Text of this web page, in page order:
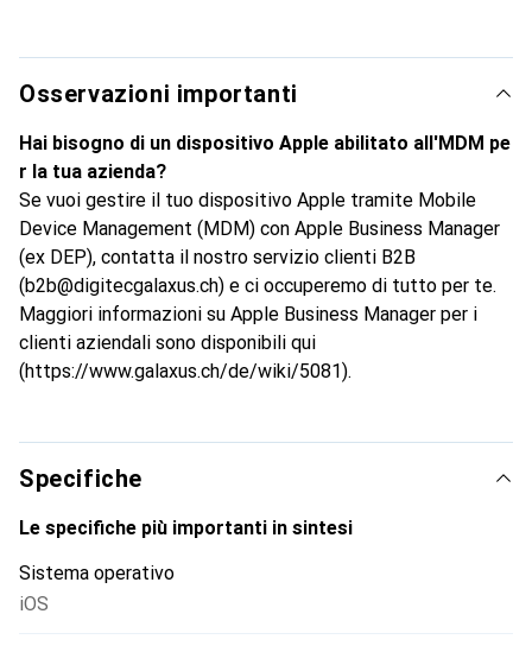
Osservazioni importanti
Hai bisogno di un dispositivo Apple abilitato all'MDM pe
r la tua azienda?
Se vuoi gestire il tuo dispositivo Apple tramite Mobile
Device Management (MDM) con Apple Business Manager
(ex DEP), contatta il nostro servizio clienti B2B
(b2b@digitecgalaxus.ch) e ci occuperemo di tutto per te.
Maggiori informazioni su Apple Business Manager per i
clienti aziendali sono disponibili qui
(https://www.galaxus.ch/de/wiki/5081).
Specifiche
Le specifiche più importanti in sintesi
Sistema operativo
iOS